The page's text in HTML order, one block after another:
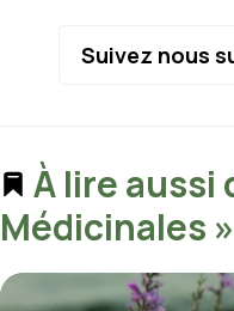
Suivez nous
À lire aussi
Médicinales »